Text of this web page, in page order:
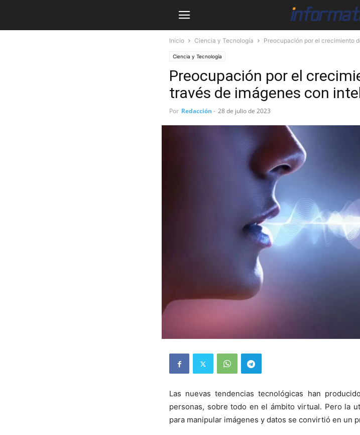
Inicio Ciencia y Tecnología Preocupación por el crecimiento
Ciencia y Tecnología
Preocupación por el
través de imágenes con
Por Redacción - 28 de julio de 2023
Las nuevas tendencias tecnológicas han
personas, sobre todo en el ámbito virtual. Pero la
para manipular imágenes y datos se convirtió en un